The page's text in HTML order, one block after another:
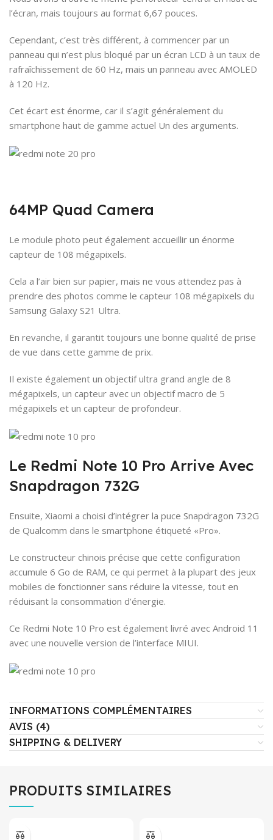
l’écran, mais toujours au format 6,67 pouces.
Cependant, c’est très différent, à commencer par un
panneau qui n’est plus bloqué par un écran LCD à un taux de
rafraîchissement de 60 Hz, mais un panneau avec AMOLED
à 120 Hz.
Cet écart est énorme, car il s’agit généralement du
smartphone haut de gamme actuel Un des arguments.
64MP Quad Camera
Le module photo peut également accueillir un énorme
capteur de 108 mégapixels.
Cela a l’air bien sur papier, mais ne vous attendez pas à
prendre des photos comme le capteur 108 mégapixels du
Samsung Galaxy S21 Ultra.
En revanche, il garantit toujours une bonne qualité de prise
de vue dans cette gamme de prix.
Il existe également un objectif ultra grand angle de 8
mégapixels, un capteur avec un objectif macro de 5
mégapixels et un capteur de profondeur.
Le Redmi Note 10 Pro Arrive Avec
Snapdragon 732G
Ensuite, Xiaomi a choisi d’intégrer la puce Snapdragon 732G
de Qualcomm dans le smartphone étiqueté «Pro».
Le constructeur chinois précise que cette configuration
accumule 6 Go de RAM, ce qui permet à la plupart des jeux
mobiles de fonctionner sans réduire la vitesse, tout en
réduisant la consommation d’énergie.
Ce Redmi Note 10 Pro est également livré avec Android 11
avec une nouvelle version de l’interface MIUI.
INFORMATIONS COMPLÉMENTAIRES
AVIS (4)
SHIPPING & DELIVERY
PRODUITS SIMILAIRES